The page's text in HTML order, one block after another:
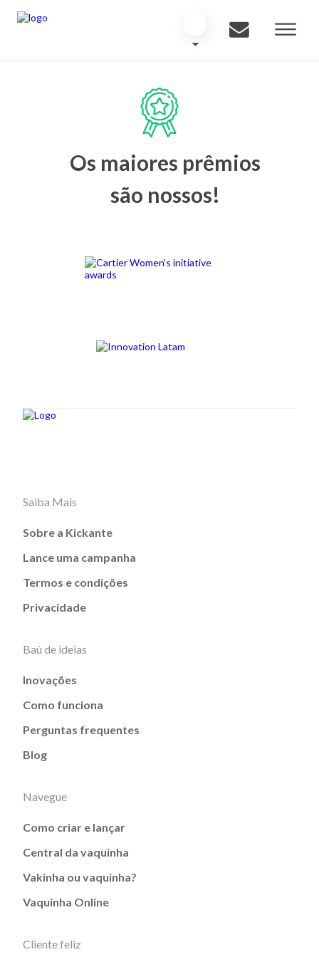
Os maiores prêmios
são nossos!
Saiba Mais
Sobre a Kickante
Lance uma campanha
Termos e condições
Privacidade
Baú de ideias
Inovações
Como funciona
Perguntas frequentes
Blog
Navegue
Como criar e lançar
Central da vaquinha
Vakinha ou vaquinha?
Vaquinha Online
Cliente feliz